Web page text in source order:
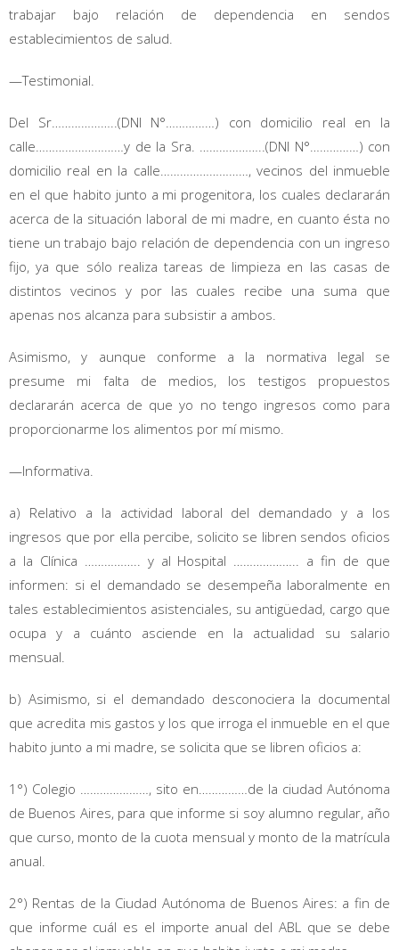
trabajar bajo relación de dependencia en sendos
establecimientos de salud.
—Testimonial.
Del Sr………………..(DNI N°……………) con domicilio real en la
calle………………………y de la Sra. ………………..(DNI N°……………) con
domicilio real en la calle………………………, vecinos del inmueble
en el que habito junto a mi progenitora, los cuales declararán
acerca de la situación laboral de mi madre, en cuanto ésta no
tiene un trabajo bajo relación de dependencia con un ingreso
fijo, ya que sólo realiza tareas de limpieza en las casas de
distintos vecinos y por las cuales recibe una suma que
apenas nos alcanza para subsistir a ambos.
Asimismo, y aunque conforme a la normativa legal se
presume mi falta de medios, los testigos propuestos
declararán acerca de que yo no tengo ingresos como para
proporcionarme los alimentos por mí mismo.
—Informativa.
a) Relativo a la actividad laboral del demandado y a los
ingresos que por ella percibe, solicito se libren sendos oficios
a la Clínica …………….. y al Hospital ……………….. a fin de que
informen: si el demandado se desempeña laboralmente en
tales establecimientos asistenciales, su antigüedad, cargo que
ocupa y a cuánto asciende en la actualidad su salario
mensual.
b) Asimismo, si el demandado desconociera la documental
que acredita mis gastos y los que irroga el inmueble en el que
habito junto a mi madre, se solicita que se libren oficios a:
1°) Colegio …………………, sito en……………de la ciudad Autónoma
de Buenos Aires, para que informe si soy alumno regular, año
que curso, monto de la cuota mensual y monto de la matrícula
anual.
2°) Rentas de la Ciudad Autónoma de Buenos Aires: a fin de
que informe cuál es el importe anual del ABL que se debe